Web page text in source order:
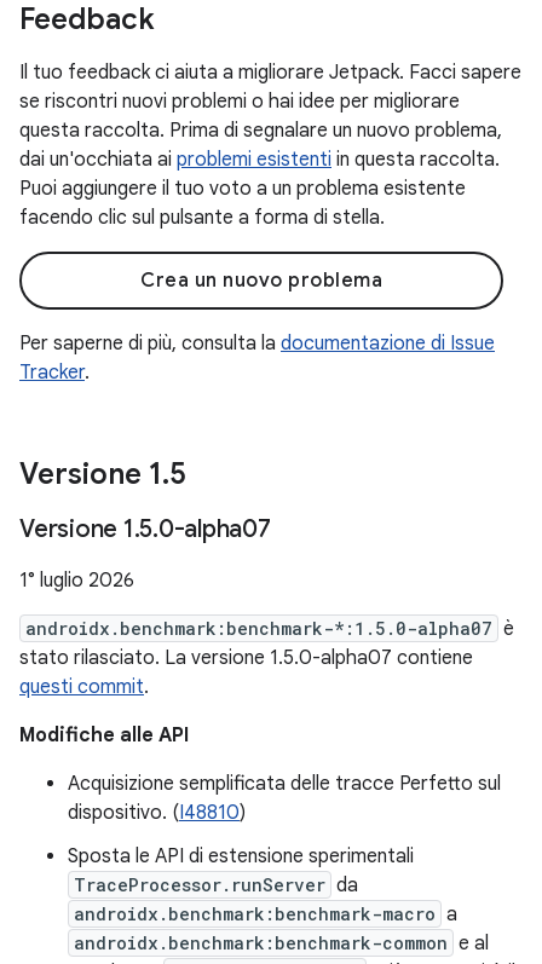
Feedback
Il tuo feedback ci aiuta a migliorare Jetpack. Facci sapere
se riscontri nuovi problemi o hai idee per migliorare
questa raccolta. Prima di segnalare un nuovo problema,
dai un'occhiata ai problemi esistenti in questa raccolta.
Puoi aggiungere il tuo voto a un problema esistente
facendo clic sul pulsante a forma di stella.
Crea un nuovo problema
Per saperne di più, consulta la documentazione di Issue
Tracker.
Versione 1.5
Versione 1.5.0-alpha07
1° luglio 2026
androidx.benchmark:benchmark-*:1.5.0-alpha07 è
stato rilasciato. La versione 1.5.0-alpha07 contiene
questi commit.
Modifiche alle API
Acquisizione semplificata delle tracce Perfetto sul
dispositivo. (I48810)
Sposta le API di estensione sperimentali
TraceProcessor.runServer da
androidx.benchmark:benchmark-macro a
androidx.benchmark:benchmark-common e al